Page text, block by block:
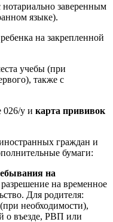
нотариально заверенным
языке).
ребенка на закрепленной
учебы (при
также с
026/у и карта прививок
граждан и
бумаги:
на
на временное
Для родителя:
необходимости),
о въезде, РВП или